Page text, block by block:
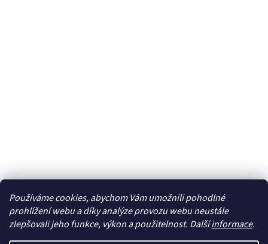
Používáme cookies, abychom Vám umožnili pohodlné
prohlížení webu a díky analýze provozu webu neustále
zlepšovali jeho funkce, výkon a použitelnost. Dalšíinformace.
Sledovat na Instagramu